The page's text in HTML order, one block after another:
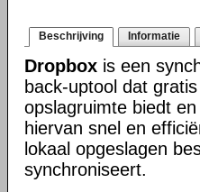
Beschrijving Informatie
Dropbox is een
back-uptool dat
opslagruimte biedt en
hiervan snel en
lokaal opgeslagen
synchroniseert.